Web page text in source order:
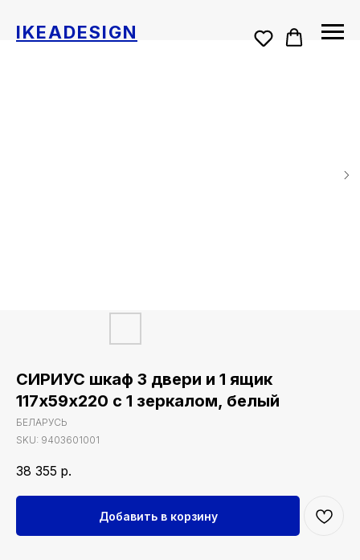
IKEADESIGN
СИРИУС шкаф 3 двери и 1 ящик
117х59х220 с 1 зеркалом, белый
БЕЛАРУСЬ
SKU: 9403601001
38 355 р.
Добавить в корзину